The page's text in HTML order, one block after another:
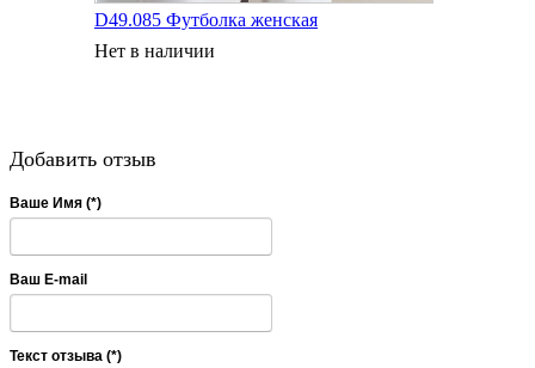
D49.085 Футболка женская
Нет в наличии
Добавить отзыв
Ваше Имя (*)
Ваш E-mail
Текст отзыва (*)